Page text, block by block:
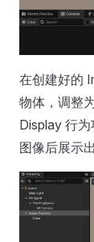
在创建好的
物体，调整
Display 行
图像后展示